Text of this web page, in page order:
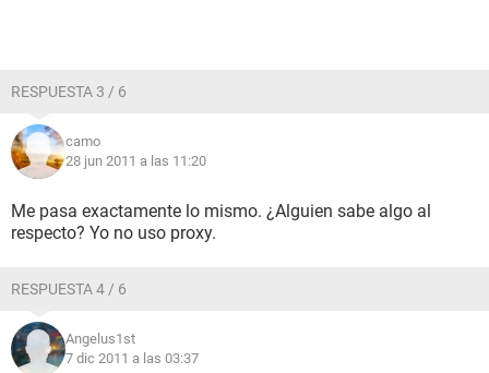
RESPUESTA 3 / 6
camo
28 jun 2011 a las 11:20
Me pasa exactamente lo mismo. ¿Alguien sabe algo al
respecto? Yo no uso proxy.
RESPUESTA 4 / 6
Angelus1st
7 dic 2011 a las 03:37